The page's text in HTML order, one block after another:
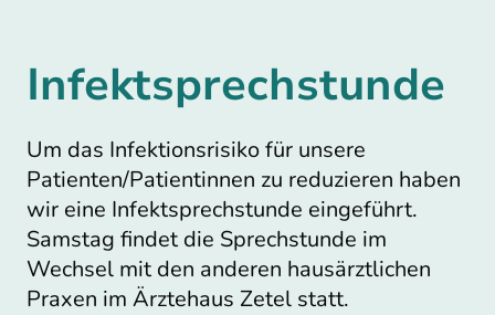
Infektsprechstunde
Um das Infektionsrisiko für unsere
Patienten/Patientinnen zu reduzieren haben
wir eine Infektsprechstunde eingeführt.
Samstag findet die Sprechstunde im
Wechsel mit den anderen hausärztlichen
Praxen im Ärztehaus Zetel statt.